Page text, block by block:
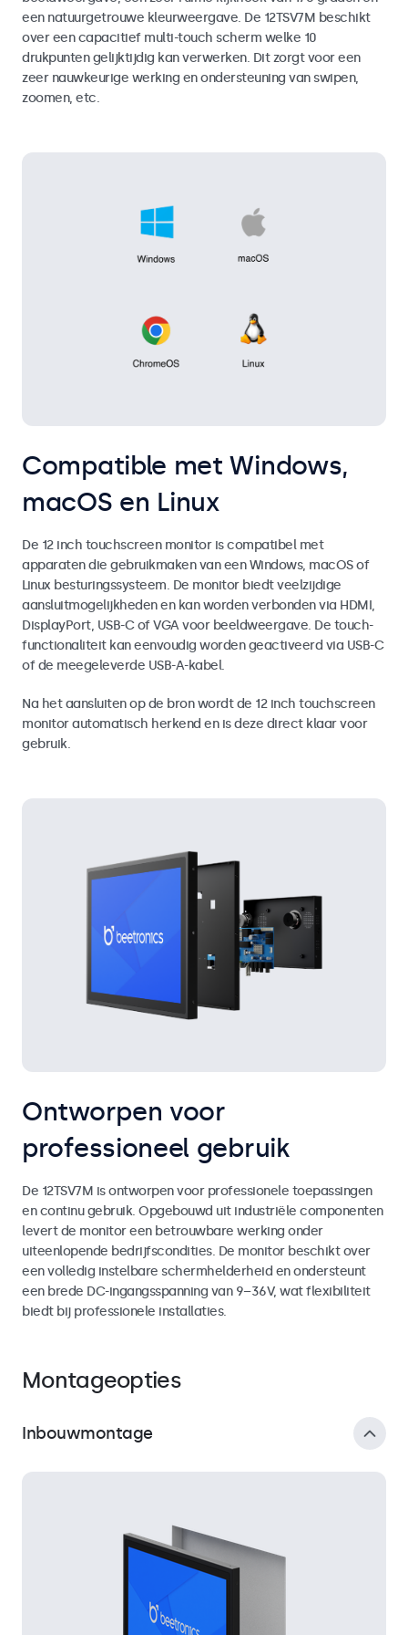
een natuurgetrouwe kleurweergave. De 12TSV7M beschikt
over een capacitief multi-touch scherm welke 10
drukpunten gelijktijdig kan verwerken. Dit zorgt voor een
zeer nauwkeurige werking en ondersteuning van swipen,
zoomen, etc.
Compatible met Windows,
macOS en Linux
De 12 inch touchscreen monitor is compatibel met
apparaten die gebruikmaken van een Windows, macOS of
Linux besturingssysteem. De monitor biedt veelzijdige
aansluitmogelijkheden en kan worden verbonden via HDMI,
DisplayPort, USB-C of VGA voor beeldweergave. De touch-
functionaliteit kan eenvoudig worden geactiveerd via USB-C
of de meegeleverde USB-A-kabel.
Na het aansluiten op de bron wordt de 12 inch touchscreen
monitor automatisch herkend en is deze direct klaar voor
gebruik.
Ontworpen voor
professioneel gebruik
De 12TSV7M is ontworpen voor professionele toepassingen
en continu gebruik. Opgebouwd uit industriële componenten
levert de monitor een betrouwbare werking onder
uiteenlopende bedrijfscondities. De monitor beschikt over
een volledig instelbare schermhelderheid en ondersteunt
een brede DC-ingangsspanning van 9–36V, wat flexibiliteit
biedt bij professionele installaties.
Montageopties
Inbouwmontage